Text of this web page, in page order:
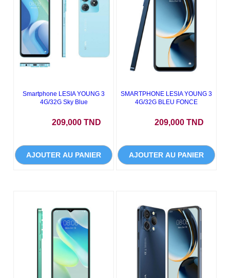
Smartphone LESIA YOUNG 3
4G/32G Sky Blue
209,000 TND
AJOUTER AU PANIER
SMARTPHONE LESIA YOUNG 3
4G/32G BLEU FONCE
209,000 TND
AJOUTER AU PANIER